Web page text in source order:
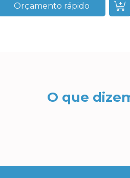
Orçamento rápido
O que